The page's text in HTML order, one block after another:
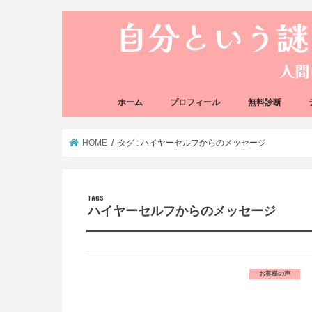
ホーム プロフィール 無料診断
HOME タグ : ハイヤーセルフからのメッセージ
ハイヤーセルフからのメッセージ
お客様の声